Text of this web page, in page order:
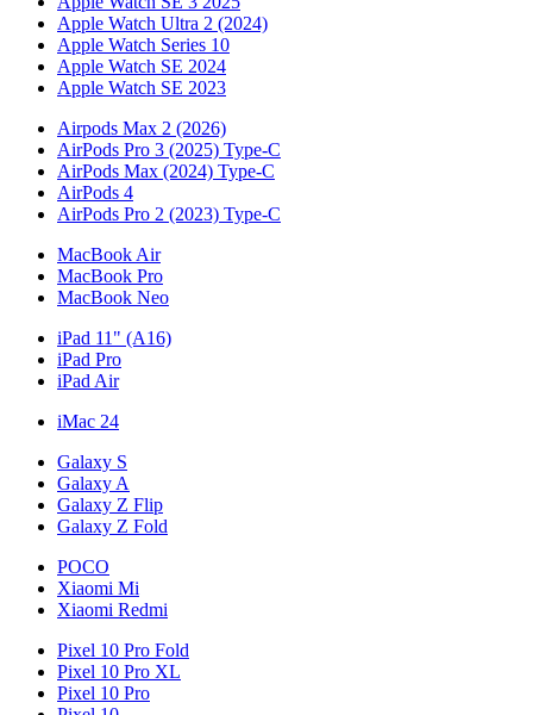
Apple Watch Ultra 2 (2024)
Apple Watch Series 10
Apple Watch SE 2024
Apple Watch SE 2023
Airpods Max 2 (2026)
AirPods Pro 3 (2025) Type-C
AirPods Max (2024) Type-C
AirPods 4
AirPods Pro 2 (2023) Type-C
MacBook Air
MacBook Pro
MacBook Neo
iPad 11" (A16)
iPad Pro
iPad Air
iMac 24
Galaxy S
Galaxy A
Galaxy Z Flip
Galaxy Z Fold
POCO
Xiaomi Mi
Xiaomi Redmi
Pixel 10 Pro Fold
Pixel 10 Pro XL
Pixel 10 Pro